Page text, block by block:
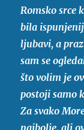
Romsko srce
bila
ljubavi, a
sam se
što volim je
postoji samo
Za svako
najbolje, ali